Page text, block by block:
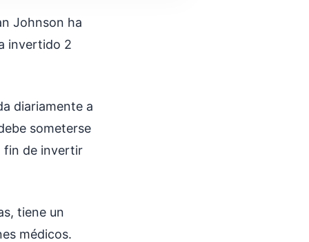
Johnson ha
invertido 2
diariamente a
someterse
fin de invertir
tiene un
médicos.